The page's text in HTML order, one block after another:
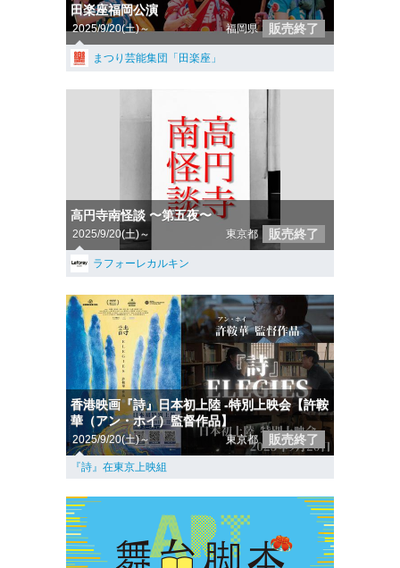
田楽座福岡公演
2025/9/20(土)～ 福岡県 販売終了
まつり芸能集団「田楽座」
高円寺南怪談 〜第五夜〜
2025/9/20(土)～ 東京都 販売終了
ラフォーレカルキン
香港映画『詩』日本初上陸 -特別上映会【許鞍
華（アン・ホイ）監督作品】
2025/9/20(土)～ 東京都 販売終了
『詩』在東京上映組